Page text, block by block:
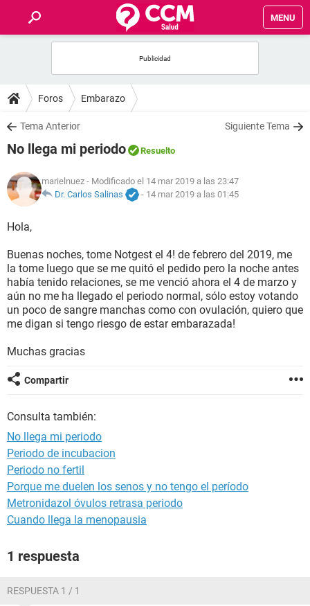
MENU
FOROS
SALUD
FAMILIA
NUTRICIÓN
BIENESTAR
SEXUALIDAD
GLOSARIO
Foros Embarazo
Tema Anterior Siguiente Tema
No llega mi periodo Resuelto
marielnuez - Modificado el 14 mar 2019 a las 23:47
Dr. Carlos Salinas
- 14 mar 2019 a las 01:45
Hola,
Buenas noches, tome Notgest el 4! de febrero del 2019, me
la tome luego que se me quitó el pedido pero la noche antes
había tenido relaciones, se me venció ahora el 4 de marzo y
aún no me ha llegado el periodo normal, sólo estoy votando
un poco de sangre manchas como con ovulación, quiero que
me digan si tengo riesgo de estar embarazada!
Muchas gracias
Compartir
Consulta también:
No llega mi periodo
Periodo de incubacion
Periodo no fertil
Porque me duelen los senos y no tengo el período
Metronidazol óvulos retrasa periodo
Cuando llega la menopausia
1 respuesta
RESPUESTA 1 / 1